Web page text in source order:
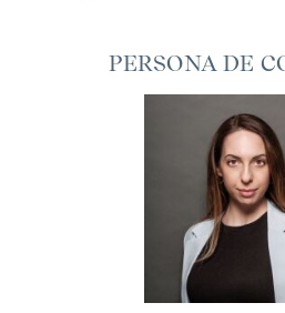
PERSONA DE